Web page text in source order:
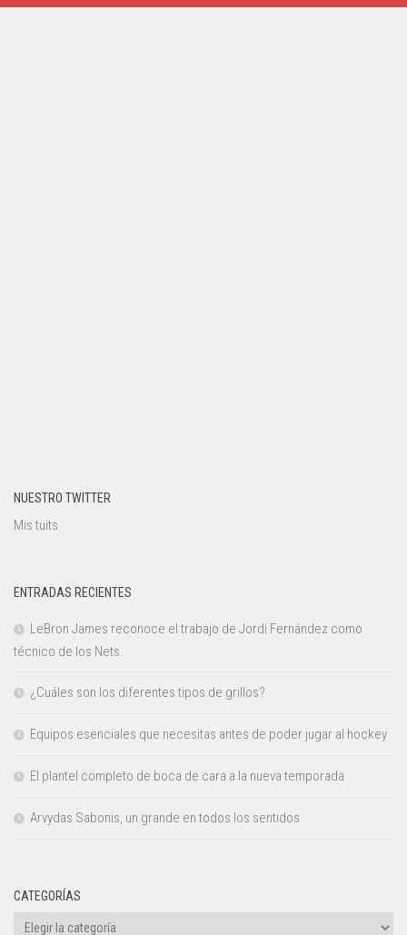
NUESTRO TWITTER
Mis tuits
ENTRADAS RECIENTES
LeBron James reconoce el trabajo de Jordi Fernández como
técnico de los Nets.
¿Cuáles son los diferentes tipos de grillos?
Equipos esenciales que necesitas antes de poder jugar al hockey
El plantel completo de boca de cara a la nueva temporada
Arvydas Sabonis, un grande en todos los sentidos
CATEGORÍAS
Categorías